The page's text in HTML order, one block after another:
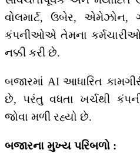
વોલમાર્ટ, ઉબેર,
કંપનીઓએ તેમના કર્મચારીઓ
નક્કી કરી છે.
બજારમાં AI આધારિત
છે, પરંતુ વધતા ખર્ચથી
જોવા મળી રહ્યો છે.
બજારના મુખ્ય પરિબળો :